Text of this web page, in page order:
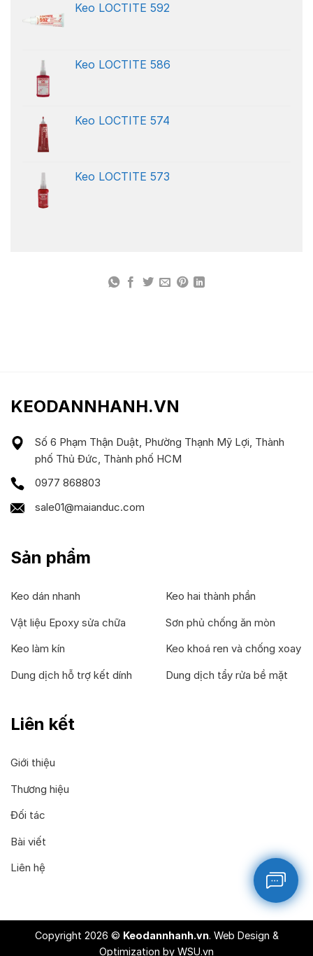
Keo LOCTITE 592
Keo LOCTITE 586
Keo LOCTITE 574
Keo LOCTITE 573
KEODANNHANH.VN
Số 6 Phạm Thận Duật, Phường Thạnh Mỹ Lợi, Thành
phố Thủ Đức, Thành phố HCM
0977 868803
sale01@maianduc.com
Sản phẩm
Keo dán nhanh
Keo hai thành phần
Vật liệu Epoxy sửa chữa
Sơn phủ chống ăn mòn
Keo làm kín
Keo khoá ren và chống xoay
Dung dịch hỗ trợ kết dính
Dung dịch tẩy rửa bề mặt
Liên kết
Giới thiệu
Thương hiệu
Đối tác
Bài viết
Liên hệ
Copyright 2026 © Keodannhanh.vn. Web Design &
Optimization by WSU.vn